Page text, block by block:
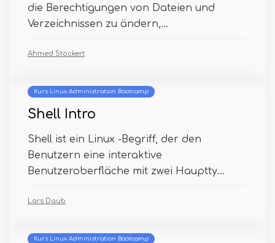
die Berechtigungen von Dateien und
Verzeichnissen zu ändern,...
Ahmed Stöckert
Kurs Linux Administration Bootcamp
Shell Intro
Shell ist ein Linux -Begriff, der den
Benutzern eine interaktive
Benutzeroberfläche mit zwei Hauptty...
Lars Daub
Kurs Linux Administration Bootcamp